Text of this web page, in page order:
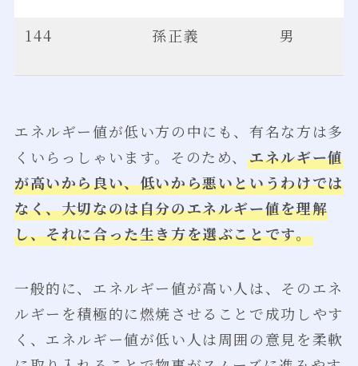
144 孫正義 男
エネルギー値が低い方の中にも、有名な方は多
くいらっしゃいます。そのため、エネルギー値
が高いから良い、低いから悪いというわけでは
なく、大切なのは自分のエネルギー値を理解
し、それに合った生き方を選ぶことです。
一般的に、エネルギー値が高い人は、そのエネ
ルギーを積極的に燃焼させることで成功しやす
く、エネルギー値が低い人は周囲の意見を柔軟